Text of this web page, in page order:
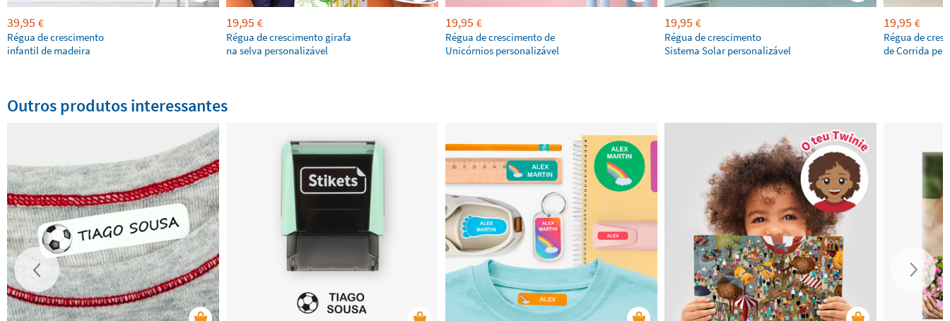
39,95 €
Régua de crescimento
infantil de madeira
19,95 €
Régua de crescimento girafa
na selva personalizável
19,95 €
Régua de crescimento de
Unicórnios personalizável
19,95 €
Régua de crescimento
Sistema Solar personalizável
19,95 €
Régua de
de Corrida
Outros produtos interessantes